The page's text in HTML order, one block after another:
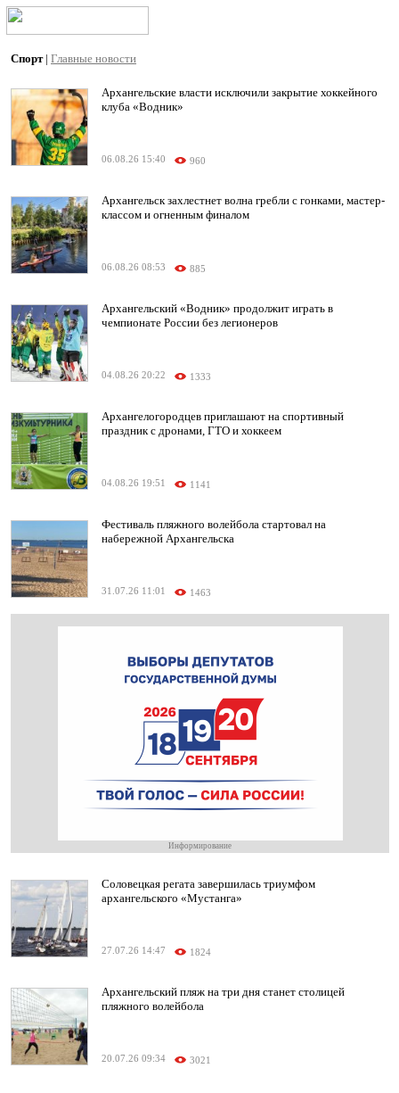
Спорт| Главные новости
Архангельские власти исключили закрытие хоккейного
клуба «Водник»
06.08.26 15:40 960
Архангельск захлестнет волна гребли с гонками, мастер-
классом и огненным финалом
06.08.26 08:53 885
Архангельский «Водник» продолжит играть в
чемпионате России без легионеров
04.08.26 20:22 1333
Архангелогородцев приглашают на спортивный
праздник с дронами, ГТО и хоккеем
04.08.26 19:51 1141
Фестиваль пляжного волейбола стартовал на
набережной Архангельска
31.07.26 11:01 1463
Информирование
Соловецкая регата завершилась триумфом
архангельского «Мустанга»
27.07.26 14:47 1824
Архангельский пляж на три дня станет столицей
пляжного волейбола
20.07.26 09:34 3021